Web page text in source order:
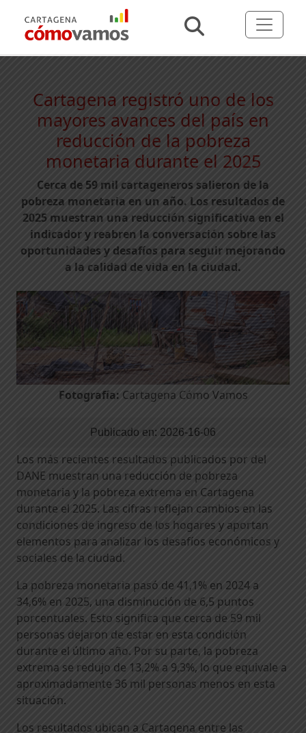
Cartagena registró uno de los
mayores avances del país en
reducción de la pobreza
monetaria durante el 2025
Cerca de 59 mil cartageneros salieron de la
pobreza monetaria en un año. Los resultados de
2025 muestran una reducción significativa en el
indicador y reabren la conversación sobre las
oportunidades y desafíos para seguir mejorando
a la calidad de vida en la ciudad.
Fotografía: Cartagena Cómo Vamos
Publicado en: 2026-16-06
Los más recientes resultados publicados por del
DANE muestran una reducción de pobreza
monetaria y la pobreza extrema en Cartagena
durante el 2025. Las cifras reflejan cambios en las
condiciones de ingreso de los hogares y aportan
elementos para analizar los desafíos económicos y
sociales de la ciudad.
La pobreza monetaria pasó de 41,1% en 2024 a
34,6% en 2025, una disminución de 6,5 puntos
porcentuales. Esto significa que cerca de 59 mil
personas dejaron de estar en esta condición
durante el último año. Por su parte, la pobreza
extrema se redujo de 13,2% a 9,3%, lo que equivale a
aproximadamente 36 mil personas menos en esta
situación.
Los resultados ubican a Cartagena entre las